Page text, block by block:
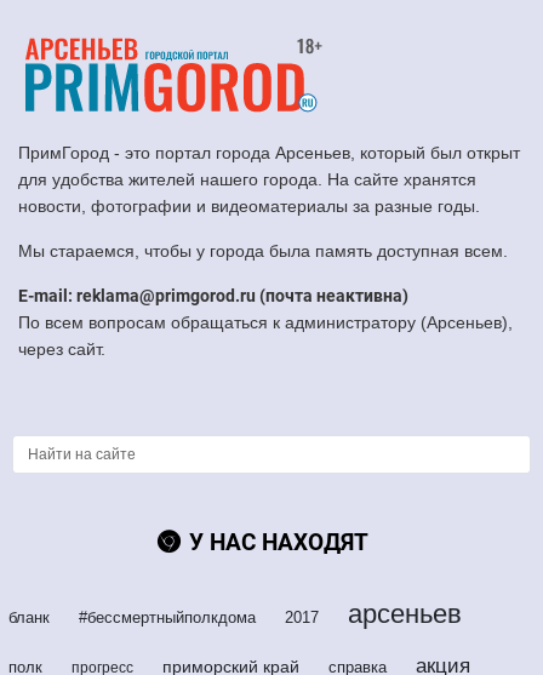
ПримГород - это портал города Арсеньев, который был открыт
для удобства жителей нашего города. На сайте хранятся
новости, фотографии и видеоматериалы за разные годы.
Мы стараемся, чтобы у города была память доступная всем.
E-mail: reklama@primgorod.ru (почта неактивна)
По всем вопросам обращаться к администратору (Арсеньев),
через сайт.
У НАС НАХОДЯТ
бланк #бессмертныйполкдома 2017 арсеньев
полк прогресс приморский край справка акция